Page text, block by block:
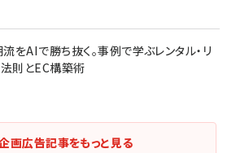
をAIで勝ち抜く。事例で学ぶレンタル・リ
則とEC構築術
画広告記事をもっと見る